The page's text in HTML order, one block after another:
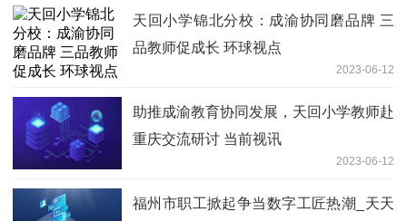
天回小学锦北分校：成渝协同磨品牌 三
品教师促成长 环球视点
2023-06-12
助推成渝教育协同发展，天回小学教师赴
重庆交流研讨 当前视讯
2023-06-12
福州市职工掀起争当数字工匠热潮_天天